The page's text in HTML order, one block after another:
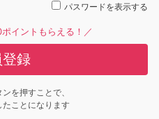
パスワードを表示する
イントもらえる！／
録
を押すことで、
たことになります